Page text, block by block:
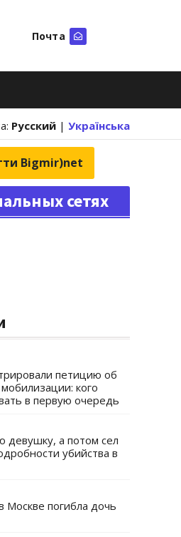
Почта
Русский | Українська
Bigmir)net
сетях
петицию об
кого
в первую очередь
девушку, а потом сел
убийства в
погибла дочь